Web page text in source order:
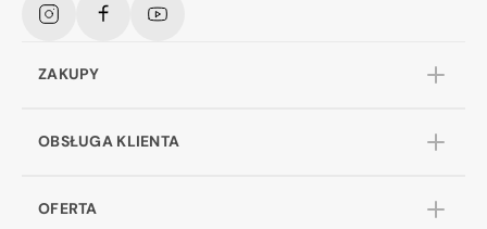
InstagramFacebookYouTube
ZAKUPY
OBSŁUGA KLIENTA
OFERTA